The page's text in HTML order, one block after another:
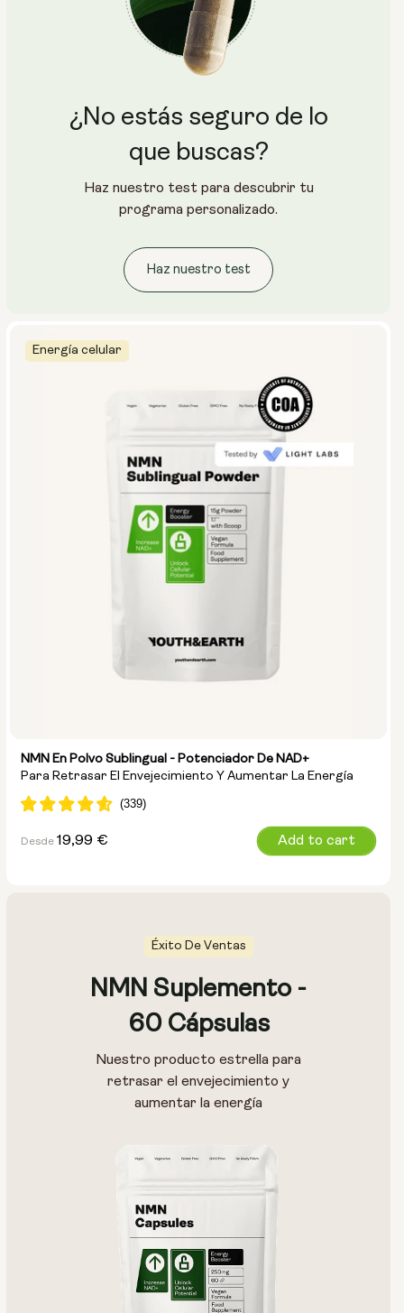
500 mg
Energía celular
NMN En Polvo Sublingual - Potenciador De NAD+
Para Retrasar El Envejecimiento Y Aumentar La Energía
Precio
Desde 19,99 € Add to cart
Éxito De Ventas
NMN Suplemento -
60 Cápsulas
Nuestro producto estrella para
retrasar el envejecimiento y
aumentar la energía
¿No estás seguro de lo
que buscas?
Haz nuestro test para descubrir tu
programa personalizado.
Haz nuestro test